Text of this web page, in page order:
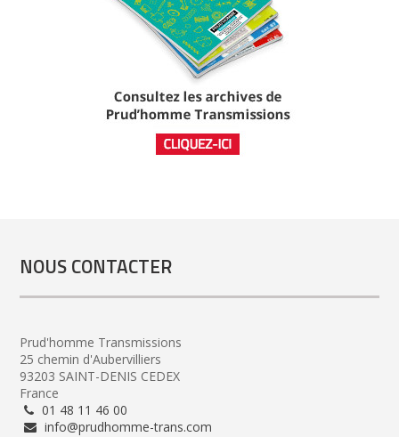
NOUS CONTACTER
Prud'homme Transmissions
25 chemin d'Aubervilliers
93203 SAINT-DENIS CEDEX
France
01 48 11 46 00
info@prudhomme-trans.com